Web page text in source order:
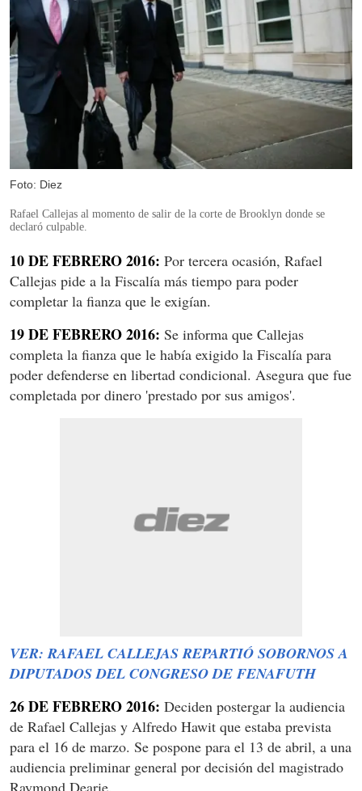
Foto: Diez
Rafael Callejas al momento de salir de la corte de Brooklyn donde se
declaró culpable.
10 DE FEBRERO 2016: Por tercera ocasión, Rafael
Callejas pide a la Fiscalía más tiempo para poder
completar la fianza que le exigían.
19 DE FEBRERO 2016: Se informa que Callejas
completa la fianza que le había exigido la Fiscalía para
poder defenderse en libertad condicional. Asegura que fue
completada por dinero 'prestado por sus amigos'.
VER: RAFAEL CALLEJAS REPARTIÓ SOBORNOS A
DIPUTADOS DEL CONGRESO DE FENAFUTH
26 DE FEBRERO 2016: Deciden postergar la audiencia
de Rafael Callejas y Alfredo Hawit que estaba prevista
para el 16 de marzo. Se pospone para el 13 de abril, a una
audiencia preliminar general por decisión del magistrado
Raymond Dearie.